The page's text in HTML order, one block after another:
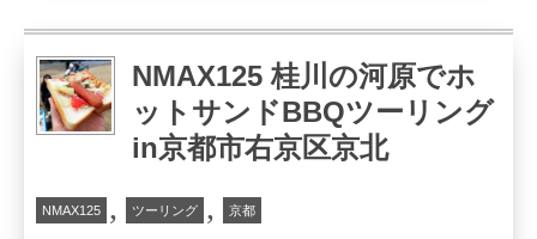
NMAX125 桂川の河原でホ
ットサンドBBQツーリング
in京都市右京区京北
NMAX125 , ツーリング , 京都